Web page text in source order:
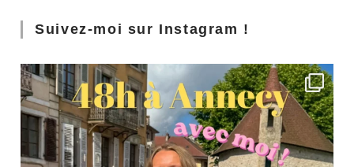
Suivez-moi sur Instagram !